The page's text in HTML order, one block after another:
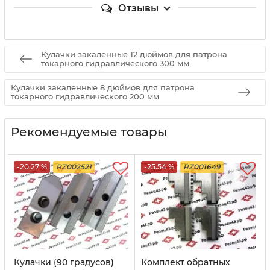
Отзывы
Кулачки закаленные 12 дюймов для патрона
токарного гидравлического 300 мм
Кулачки закаленные 8 дюймов для патрона
токарного гидравлического 200 мм
Рекомендуемые товары
-20.27 % RZ002521
Кулачки (90 градусов)
-25.54 % RZ001649
Комплект обратных